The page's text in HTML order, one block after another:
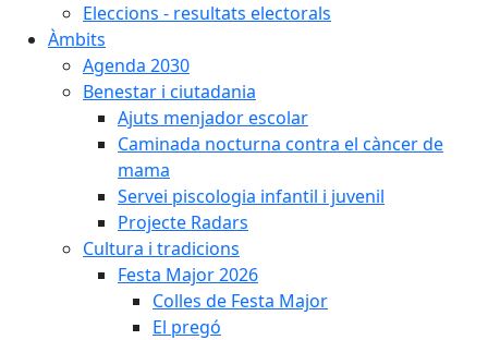
Eleccions - resultats electorals
Àmbits
Agenda 2030
Benestar i ciutadania
Ajuts menjador escolar
Caminada nocturna contra el càncer de
mama
Servei piscologia infantil i juvenil
Projecte Radars
Cultura i tradicions
Festa Major 2026
Colles de Festa Major
El pregó